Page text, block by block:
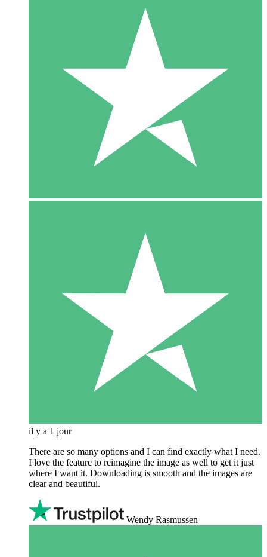
il y a 1 jour
There are so many options and I can find exactly what I need.
I love the feature to reimagine the image as well to get it just
where I want it. Downloading is smooth and the images are
clear and beautiful.
Wendy Rasmussen